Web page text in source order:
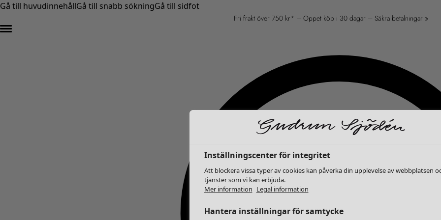
Gå till huvudinnehållGå till snabb sökningGå till sidfot
Fri frakt över 750 kr* – Öppet köp i 30 dagar – Säkra betalningar »
Inställningscenter för integritet
Att blockera vissa typer av cookies kan påverka din upplevelse av webbplatsen
tjänster som vi kan erbjuda.
Mer information Legal information
Hantera inställningar för samtycke